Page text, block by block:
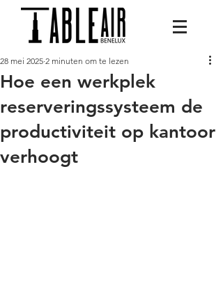
Hoe een werkplek
reserveringssysteem de
productiviteit op kantoor
verhoogt
28 mei 2025 2 minuten om te lezen